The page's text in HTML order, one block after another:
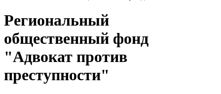
Региональный
общественный фонд
"Адвокат против
преступности"